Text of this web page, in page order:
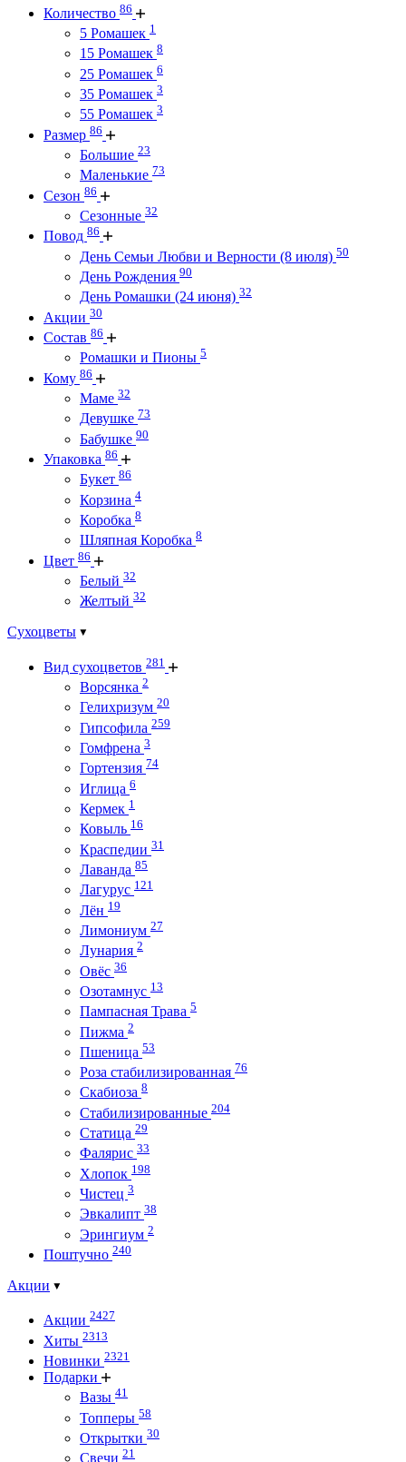
Количество 86
5 Ромашек 1
15 Ромашек 8
25 Ромашек 6
35 Ромашек 3
55 Ромашек 3
Размер 86
Большие 23
Маленькие 73
Сезон 86
Сезонные 32
Повод 86
День Семьи Любви и Верности (8 июля) 50
День Рождения 90
День Ромашки (24 июня) 32
Акции 30
Состав 86
Ромашки и Пионы 5
Кому 86
Маме 32
Девушке 73
Бабушке 90
Упаковка 86
Букет 86
Корзина 4
Коробка 8
Шляпная Коробка 8
Цвет 86
Белый 32
Желтый 32
Сухоцветы
Вид сухоцветов 281
Ворсянка 2
Гелихризум 20
Гипсофила 259
Гомфрена 3
Гортензия 74
Иглица 6
Кермек 1
Ковыль 16
Краспедии 31
Лаванда 85
Лагурус 121
Лён 19
Лимониум 27
Лунария 2
Овёс 36
Озотамнус 13
Пампасная Трава 5
Пижма 2
Пшеница 53
Роза стабилизированная 76
Скабиоза 8
Стабилизированные 204
Статица 29
Фалярис 33
Хлопок 198
Чистец 3
Эвкалипт 38
Эрингиум 2
Поштучно 240
Акции
Акции 2427
Хиты 2313
Новинки 2321
Подарки
Вазы 41
Топперы 58
Открытки 30
Свечи 21